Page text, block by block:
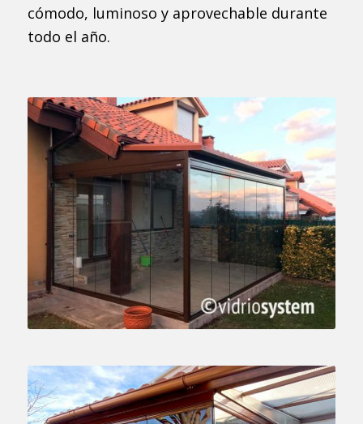
cómodo, luminoso y aprovechable durante
todo el año.